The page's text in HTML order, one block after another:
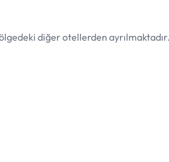
diğer otellerden